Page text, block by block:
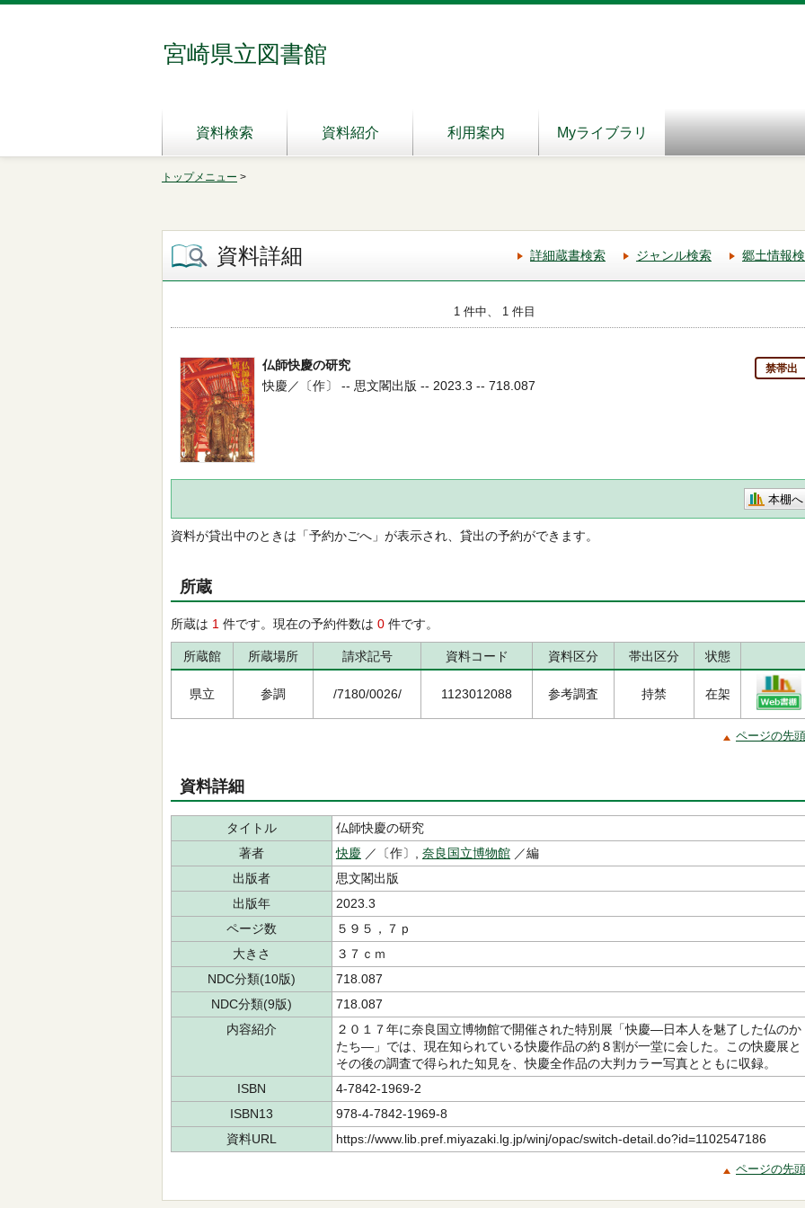
宮崎県立図書館
資料検索 資料紹介 利用案内 Myライブラリ
トップメニュー >
資料詳細 詳細蔵書検索 ジャンル検索 郷土情報
1 件中、 1 件目
仏師快慶の研究 禁帯出
快慶／〔作〕 -- 思文閣出版 -- 2023.3 -- 718.087
本棚へ
資料が貸出中のときは「予約かごへ」が表示され、貸出の予約ができます。
所蔵
所蔵は 1 件です。現在の予約件数は 0 件です。
所蔵館 所蔵場所 請求記号 資料コード 資料区分 帯出区分 状態
県立 参調 /7180/0026/ 1123012088 参考調査 持禁 在架
ページの先
資料詳細
タイトル
仏師快慶の研究
著者
快慶 ／〔作〕, 奈良国立博物館 ／編
出版者
思文閣出版
出版年
2023.3
ページ数
５９５，７ｐ
大きさ
３７ｃｍ
NDC分類(10版)
718.087
NDC分類(9版)
718.087
内容紹介
２０１７年に奈良国立博物館で開催された特別展「快慶―日本人を魅了した仏のか
たち―」では、現在知られている快慶作品の約８割が一堂に会した。この快慶展と
その後の調査で得られた知見を、快慶全作品の大判カラー写真とともに収録。
ISBN
4-7842-1969-2
ISBN13
978-4-7842-1969-8
資料URL
https://www.lib.pref.miyazaki.lg.jp/winj/opac/switch-detail.do?id=1102547186
ページの先